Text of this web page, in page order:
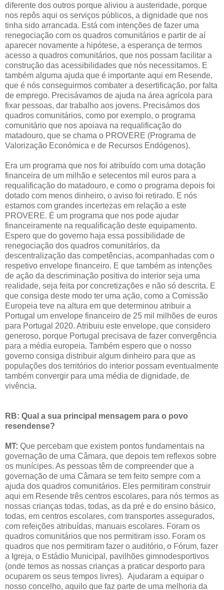
diferente dos outros porque aliviou a austeridade, porque
nos repôs aqui os serviços públicos, a dignidade que nos
tinha sido arrancada. Está com intenções de fazer uma
renegociação com os quadros comunitários e partir de aí
aparecer novamente a hipótese, a esperança de termos
acesso a quadros comunitários, que nos possam facilitar a
construção das acessibilidades que nós necessitamos. E
também alguma ajuda que é importante aqui em Resende,
que é nós conseguirmos combater a desertificação, por falta
de emprego. Precisávamos de ajuda na área agrícola para
fixar pessoas, dar trabalho aos jovens. Precisámos dos
quadros comunitários, como por exemplo, o programa
comunitário que nos apoiava na requalificação do
matadouro, que se chama o PROVERE (Programa de
Valorização Económica e de Recursos Endógenos).
Era um programa que nos foi atribuído com uma dotação
financeira de um milhão e setecentos mil euros para a
requalificação do matadouro, e como o programa depois foi
dotado com menos dinheiro, o aviso foi retirado. E nós
estamos com grandes incertezas em relação a este
PROVERE. É um programa que nos pode ajudar
financeiramente na requalificação deste equipamento.
Espero que do governo haja essa possibilidade de
renegociação dos quadros comunitários, da
descentralização das competências, acompanhadas com o
respetivo envelope financeiro. E que também as intenções
de ação da descriminação positiva do interior seja uma
realidade, seja feita por concretizações e não só descrita. E
que consiga deste modo ter uma ação, como a Comissão
Europeia teve na altura em que determinou atribuir a
Portugal um envelope financeiro de 25 mil milhões de euros
para Portugal 2020. Atribuiu este envelope, que considero
generoso, porque Portugal precisava de fazer convergência
para a média europeia. Também espero que o nosso
governo consiga distribuir algum dinheiro para que as
populações dos territórios do interior possam eventualmente
também convergir para uma média de dignidade, de
vivência.
RB: Qual a sua principal mensagem para o povo
resendense?
MT: Que percebam que existem pontos fundamentais na
governação de uma Câmara, que depois tem reflexos sobre
os munícipes. As pessoas têm de compreender que a
governação de uma Câmara se tem feito sempre com a
ajuda dos quadros comunitários. Eles permitiram construir
aqui em Resende três centros escolares, para nós termos as
nossas crianças todas, todas, as da pré e do ensino básico,
todas, em centros escolares, com transportes assegurados,
com refeições atribuídas, manuais escolares. Foram os
quadros comunitários que nos permitiram isso. Foram os
quadros que nos permitiram fazer o auditório, o Fórum, fazer
a Igreja, o Estádio Municipal, pavilhões gimnodesportivos
(onde temos as nossas crianças a praticar desporto para
ocuparem os seus tempos livres). Ajudaram a equipar o
nosso concelho, aquilo que faz parte de uma melhoria da